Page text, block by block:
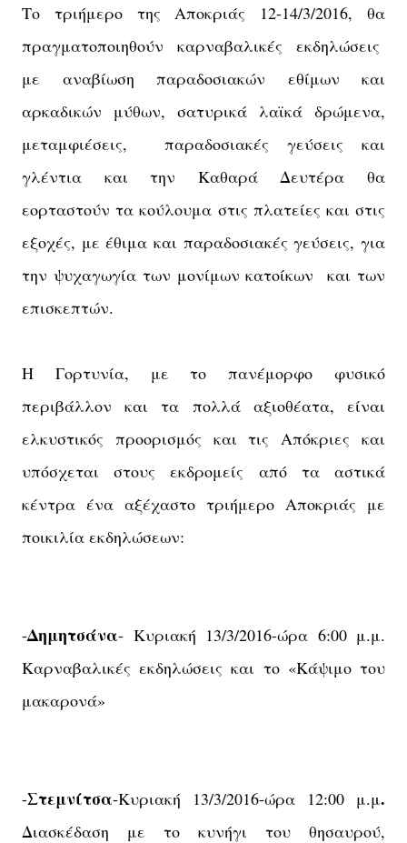
Το τριήμερο της Αποκριάς 12-14/3/2016, θα
πραγματοποιηθούν καρναβαλικές εκδηλώσεις
με αναβίωση παραδοσιακών εθίμων και
αρκαδικών μύθων, σατυρικά λαϊκά δρώμενα,
μεταμφιέσεις, παραδοσιακές γεύσεις και
γλέντια και την Καθαρά Δευτέρα θα
εορταστούν τα κούλουμα στις πλατείες και στις
εξοχές, με έθιμα και παραδοσιακές γεύσεις, για
την ψυχαγωγία των μονίμων κατοίκων και των
επισκεπτών.
Η Γορτυνία, με το πανέμορφο φυσικό
περιβάλλον και τα πολλά αξιοθέατα, είναι
ελκυστικός προορισμός και τις Απόκριες και
υπόσχεται στους εκδρομείς από τα αστικά
κέντρα ένα αξέχαστο τριήμερο Αποκριάς με
ποικιλία εκδηλώσεων:
-Δημητσάνα- Κυριακή 13/3/2016-ώρα 6:00 μ.μ.
Καρναβαλικές εκδηλώσεις και το «Κάψιμο του
μακαρονά»
-Στεμνίτσα-Κυριακή 13/3/2016-ώρα 12:00 μ.μ.
Διασκέδαση με το κυνήγι του θησαυρού,